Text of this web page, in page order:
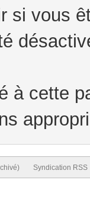
si vous
à cette
Syndication RSS